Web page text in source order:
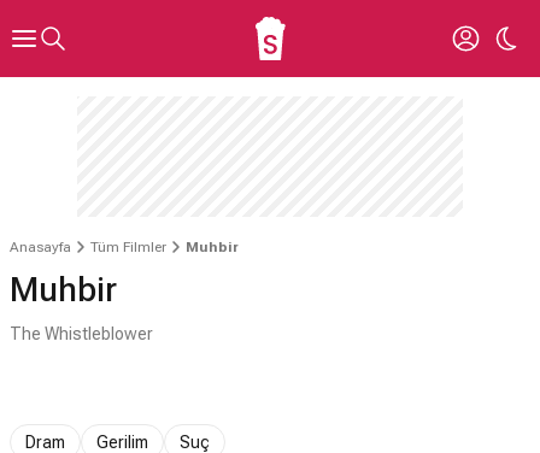
Anasayfa Tüm Filmler Muhbir
Muhbir
The Whistleblower
Dram Gerilim Suç